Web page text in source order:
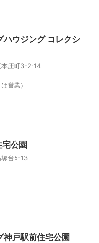
ハウジング コレクシ
本庄町3-2-14
営業）
公園
塚台5-13
戸駅前住宅公園